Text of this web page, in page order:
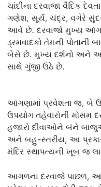
ચાંદીના દરવાજા વૈદિક
ગણેશ, સૂર્ય, ચંદ્ર, વગેરે સુંદર
આવે છે. દરવાજો મુખ્ય
ડ્રમવાદકો તેમની પોતાની
બેસે છે. મુખ્ય દર્શનો અને
સાથે ગુંજી ઉઠે છે.
આંગણામાં પ્રવેશતા જ, બે
ઉપયોગ તહેવારોની મોસમ
હજારો દીવાઓને બંને
અને બહુ-સ્તરીય, આ
મંદિર સ્થાપત્યની ખૂબ જ
આગળના દરવાજે પાછળ,